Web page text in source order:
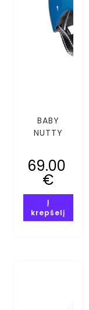
BABY
NUTTY
EYES MIPS
(XXS-XS)
69.00
€
Į
krepšelį